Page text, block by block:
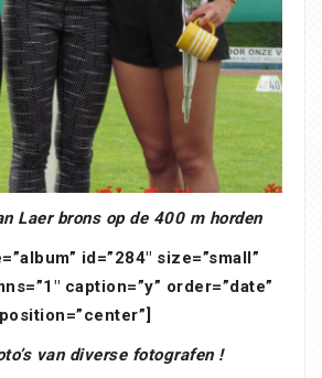
Laer brons op de 400 m horden
id=”284″ size=”small”
caption=”y” order=”date”
position=”center”]
van diverse fotografen !